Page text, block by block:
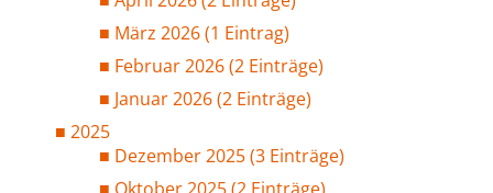
März 2026 (1 Eintrag)
Februar 2026 (2 Einträge)
Januar 2026 (2 Einträge)
2025
Dezember 2025 (3 Einträge)